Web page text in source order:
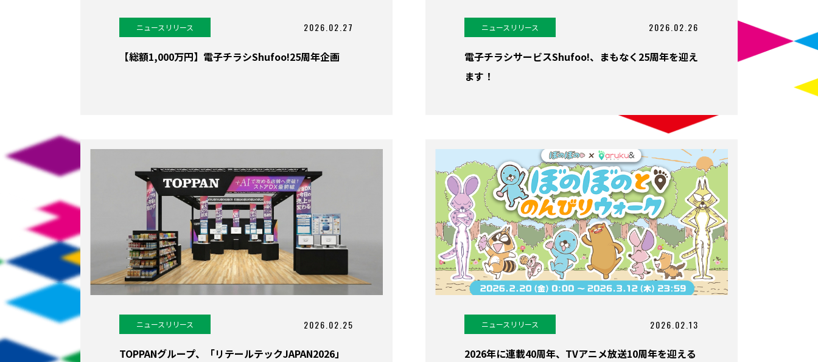
ニュースリリース 2026.02.27
【総額1,000万円】電子チラシShufoo!25周年企画
ニュースリリース 2026.02.26
電子チラシサービスShufoo!、まもなく25周年を迎え
ます！
ニュースリリース 2026.02.25
TOPPANグループ、「リテールテックJAPAN2026」
ニュースリリース 2026.02.13
2026年に連載40周年、TVアニメ放送10周年を迎える